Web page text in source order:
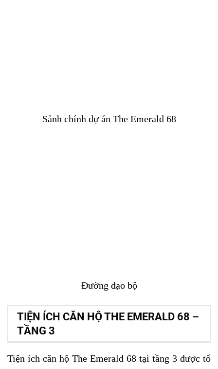
Sảnh chính dự án The Emerald 68
Đường dạo bộ
TIỆN ÍCH CĂN HỘ THE EMERALD 68 –
TẦNG 3
Tiện ích căn hộ The Emerald 68 tại tầng 3 được tổ